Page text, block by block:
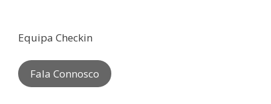
Equipa Checkin
Fala Connosco